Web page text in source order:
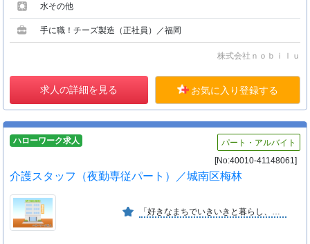
水その他
手に職！チーズ製造（正社員）／福岡
株式会社ｎｏｂｉｌｕ
求人の詳細を見る お気に入り登録する
ハローワーク求人
パート・アルバイト
[No:40010-41148061]
介護スタッフ（夜勤専従パート）／城南区梅林